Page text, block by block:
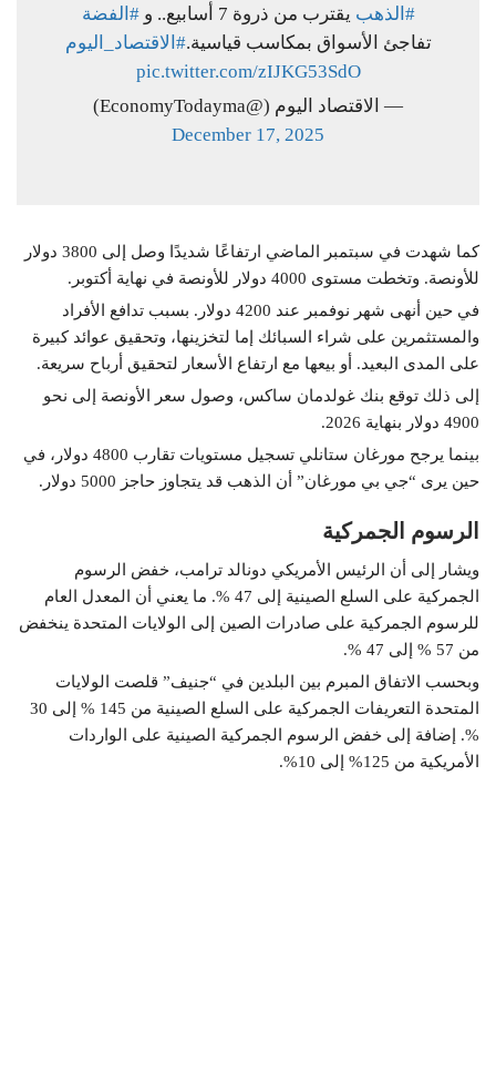
#الذهب يقترب من ذروة 7 أسابيع.. و
#الفضة
تفاجئ الأسواق بمكاسب قياسية.#الاقتصاد_اليوم
pic.twitter.com/zIJKG53SdO
— الاقتصاد اليوم (@EconomyTodayma)
December 17, 2025
كما شهدت في سبتمبر الماضي ارتفاعًا شديدًا وصل إلى 3800 دولار
للأونصة. وتخطت مستوى 4000 دولار للأونصة في نهاية أكتوبر.
في حين أنهى شهر نوفمبر عند 4200 دولار. بسبب تدافع الأفراد
والمستثمرين على شراء السبائك إما لتخزينها، وتحقيق عوائد كبيرة
على المدى البعيد. أو بيعها مع ارتفاع الأسعار لتحقيق أرباح سريعة.
إلى ذلك توقع بنك غولدمان ساكس، وصول سعر الأونصة إلى نحو
4900 دولار بنهاية 2026.
بينما يرجح مورغان ستانلي تسجيل مستويات تقارب 4800 دولار، في
حين يرى “جي بي مورغان” أن الذهب قد يتجاوز حاجز 5000 دولار.
الرسوم الجمركية
ويشار إلى أن الرئيس الأمريكي دونالد ترامب، خفض الرسوم
الجمركية على السلع الصينية إلى 47 %. ما يعني أن المعدل العام
للرسوم الجمركية على صادرات الصين إلى الولايات المتحدة ينخفض
من 57 % إلى 47 %.
وبحسب الاتفاق المبرم بين البلدين في “جنيف” قلصت الولايات
المتحدة التعريفات الجمركية على السلع الصينية من 145 % إلى 30
%. إضافة إلى خفض الرسوم الجمركية الصينية على الواردات
الأمريكية من 125% إلى 10%.